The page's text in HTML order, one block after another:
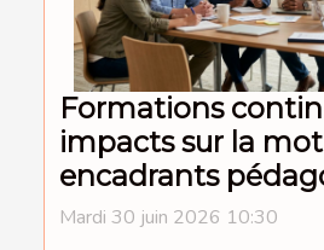
Formations
impacts sur la
encadrants
Mardi 30 juin 2026 10:30